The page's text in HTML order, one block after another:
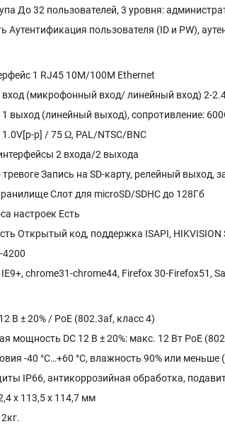
До 32 пользователей, 3 уровня:
Аутентификация пользователя (ID и PW),
1 RJ45 10M/100M Ethernet
вход (микрофонный вход/ линейный вход) 2-
выход (линейный выход), сопротивление:
p] / 75 Ω, PAL/NTSC/BNC
2 входа/2 выхода
Запись на SD-карту, релейный выход,
Слот для microSD/SDHC до 128Гб
настроек Есть
Открытый код, поддержка ISAPI, HIKVISION
4200
chrome31-chrome44, Firefox 30-Firefox51,
В ± 20% / PoE (802.3af, класс 4)
мощность DC 12 В ± 20%: макс. 12 Вт PoE
-40 °C…+60 °C, влажность 90% или меньше
IP66, антикоррозийная обработка,
х 113,5 х 114,7 мм